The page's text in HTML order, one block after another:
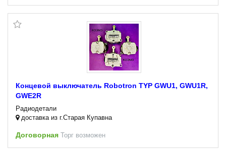
Концевой выключатель Robotron TYP GWU1, GWU1R,
GWE2R
Радиодетали
доставка из г.Старая Купавна
Договорная Торг возможен